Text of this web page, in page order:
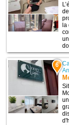
la
6